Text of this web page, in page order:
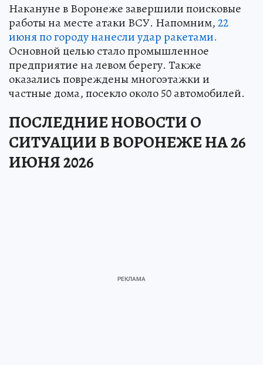
Накануне в Воронеже завершили поисковые
работы на месте атаки ВСУ. Напомним,22
июня по городу нанесли удар ракетами.
Основной целью стало промышленное
предприятие на левом берегу. Также
оказались повреждены многоэтажки и
частные дома, посекло около 50 автомобилей.
ПОСЛЕДНИЕ НОВОСТИ О
СИТУАЦИИ В ВОРОНЕЖЕ НА 26
ИЮНЯ 2026